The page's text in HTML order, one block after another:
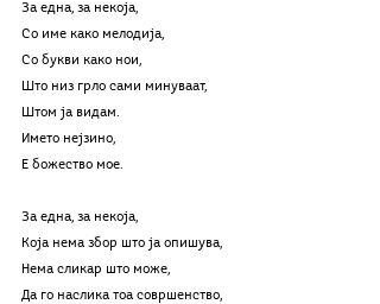
За една, за некоја,
Со име како мелодија,
Со букви како нои,
Што низ грло сами минуваат,
Штом ја видам.
Името нејзино,
Е божество мое.
За една, за некоја,
Која нема збор што ја опишува,
Нема сликар што може,
Да го наслика тоа совршенство,